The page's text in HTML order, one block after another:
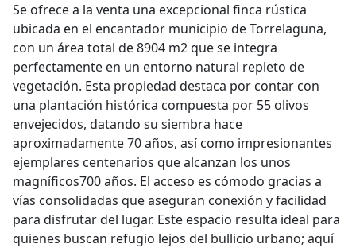
Se ofrece a la venta una excepcional finca rústica
ubicada en el encantador municipio de Torrelaguna,
con un área total de 8904 m2 que se integra
perfectamente en un entorno natural repleto de
vegetación. Esta propiedad destaca por contar con
una plantación histórica compuesta por 55 olivos
envejecidos, datando su siembra hace
aproximadamente 70 años, así como impresionantes
ejemplares centenarios que alcanzan los unos
magníficos700 años. El acceso es cómodo gracias a
vías consolidadas que aseguran conexión y facilidad
para disfrutar del lugar. Este espacio resulta ideal para
quienes buscan refugio lejos del bullicio urbano; aquí